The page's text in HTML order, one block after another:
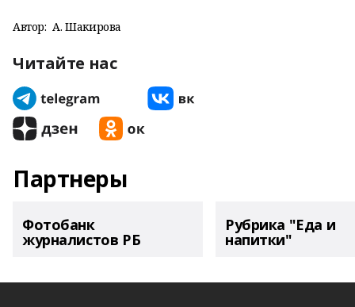
Автор: А. Шакирова
Читайте нас
Партнеры
Фотобанк
журналистов РБ
Рубрика "Еда и
напитки"